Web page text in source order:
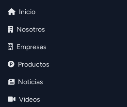
Inicio
Nosotros
Empresas
Productos
Noticias
Videos